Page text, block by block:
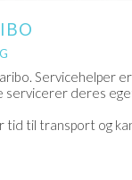
Servicehelper
servicerer deres
til transport og